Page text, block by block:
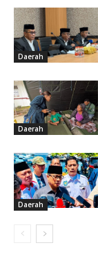
Daerah
Daerah
Daerah